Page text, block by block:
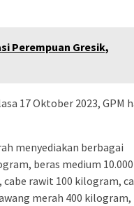
Perempuan Gresik,
17 Oktober 2023, GPM
menyediakan berbagai
beras medium 10.000
rawit 100 kilogram,
merah 400 kilogram,